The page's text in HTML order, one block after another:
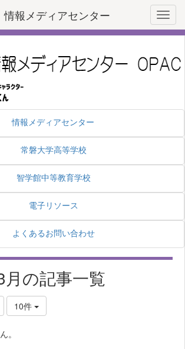
報メディアセンター
情報メディアセンター
常磐大学高等学校
智学館中等教育学校
電子リソース
よくあるお問い合わせ
の記事一覧
10件
。